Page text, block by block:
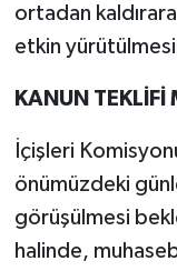
ortadan
etkin
KANUN TEKLİFİ
İçişleri
önümüzdeki
görüşülmesi
halinde,